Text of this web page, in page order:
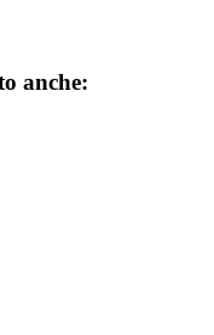
anche: